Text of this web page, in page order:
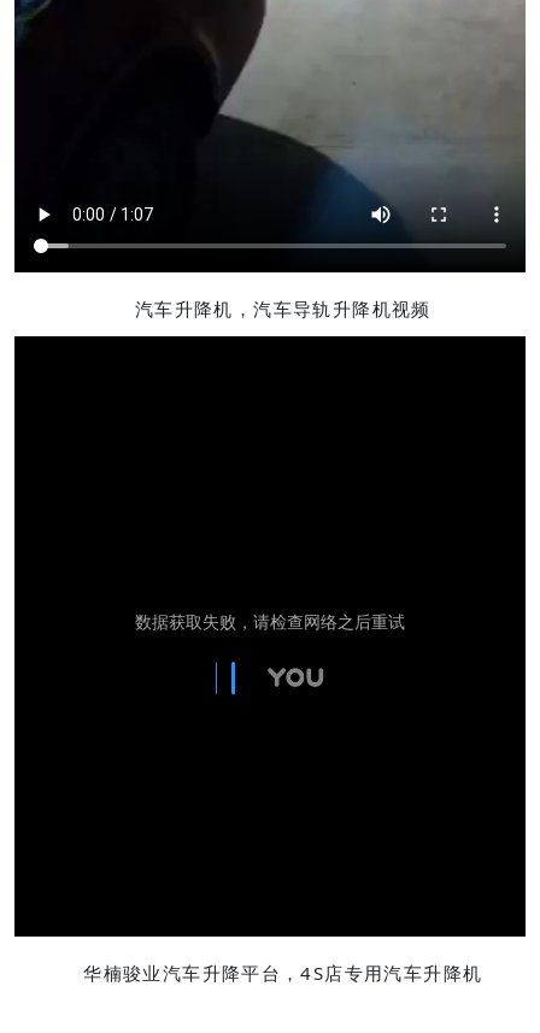
汽车升降机，汽车导轨升降机视频
华楠骏业汽车升降平台，4S店专用汽车升降机